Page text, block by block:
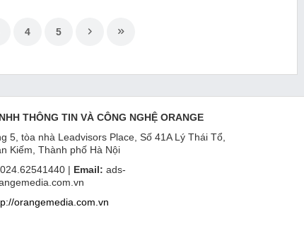
4 5
THÔNG TIN VÀ CÔNG NGHỆ ORANGE
5, tòa nhà Leadvisors Place, Số 41A Lý Thái Tổ,
Kiếm, Thành phố Hà Nội
024.62541440 | Email: ads-
orangemedia.com.vn